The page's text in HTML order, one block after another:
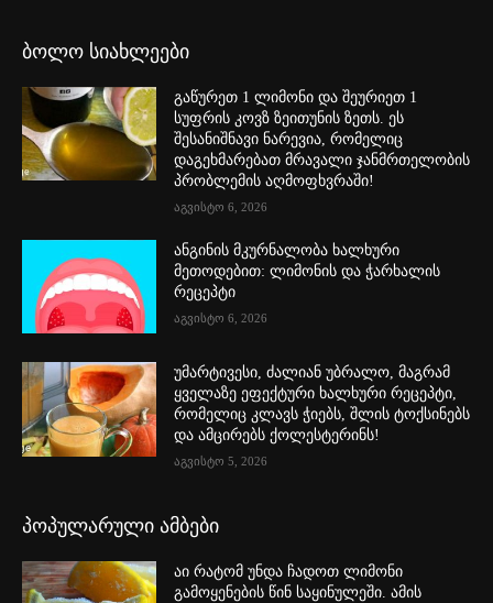
ბოლო სიახლეები
გაწურეთ 1 ლიმონი და შეურიეთ 1
სუფრის კოვზ ზეითუნის ზეთს. ეს
შესანიშნავი ნარევია, რომელიც
დაგეხმარებათ მრავალი ჯანმრთელობის
პრობლემის აღმოფხვრაში!
აგვისტო 6, 2026
ანგინის მკურნალობა ხალხური
მეთოდებით: ლიმონის და ჭარხალის
რეცეპტი
აგვისტო 6, 2026
უმარტივესი, ძალიან უბრალო, მაგრამ
ყველაზე ეფექტური ხალხური რეცეპტი,
რომელიც კლავს ჭიებს, შლის ტოქსინებს
და ამცირებს ქოლესტერინს!
აგვისტო 5, 2026
პოპულარული ამბები
აი რატომ უნდა ჩადოთ ლიმონი
გამოყენების წინ საყინულეში. ამის